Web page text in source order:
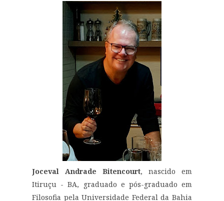
Joceval Andrade Bitencourt, nascido em
Itiruçu - BA, graduado e pós-graduado em
Filosofia pela Universidade Federal da Bahia